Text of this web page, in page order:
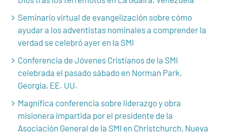
Seminario virtual de evangelización sobre cómo
ayudar a los adventistas nominales a comprender la
verdad se celebró ayer en la SMI
Conferencia de Jóvenes Cristianos de la SMI
celebrada el pasado sábado en Norman Park,
Georgia, EE. UU.
Magnífica conferencia sobre liderazgo y obra
misionera impartida por el presidente de la
Asociación General de la SMI en Christchurch, Nueva